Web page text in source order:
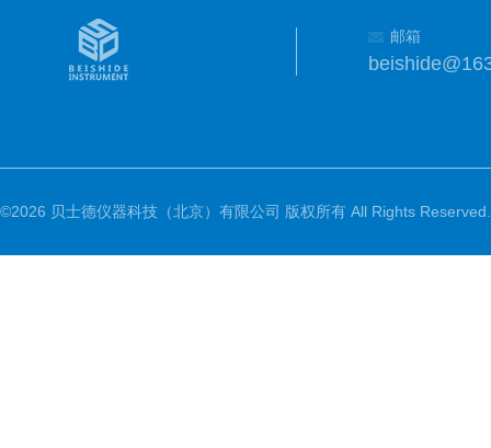
邮箱
©2026 贝士德仪器科技（北京）有限公司 版权所有 All Rights Reserved.